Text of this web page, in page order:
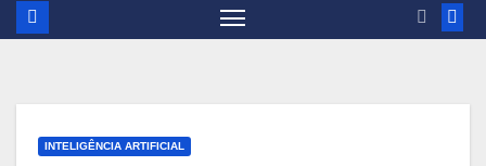
INTELIGÊNCIA ARTIFICIAL